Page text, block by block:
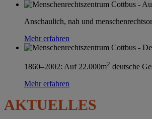
Anschaulich, nah und
Mehr erfahren
1860–2002: Auf 22.000m2 deutsche
Mehr erfahren
AKTUELLES